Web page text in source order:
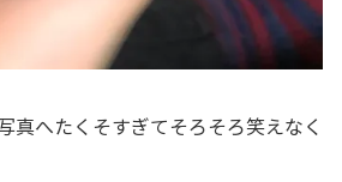
真へたくそすぎてそろそろ笑えなく